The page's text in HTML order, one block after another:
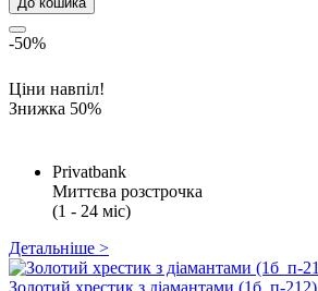
-50%
Ціни навпіл!
Знижка 50%
Privatbank
Миттєва розстрочка
(1 - 24 міс)
Детальніше >
Золотий хрестик з діамантами (1б_п-212)